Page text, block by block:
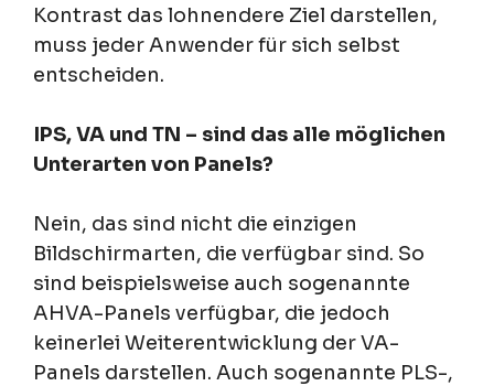
Kontrast das lohnendere Ziel darstellen,
muss jeder Anwender für sich selbst
entscheiden.
IPS, VA und TN – sind das alle möglichen
Unterarten von Panels?
Nein, das sind nicht die einzigen
Bildschirmarten, die verfügbar sind. So
sind beispielsweise auch sogenannte
AHVA-Panels verfügbar, die jedoch
keinerlei Weiterentwicklung der VA-
Panels darstellen. Auch sogenannte PLS-,